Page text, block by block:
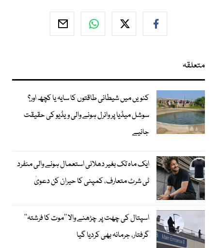
متعلقہ
کنویں میں شیطانی طاقتوں کا سایہ یا کچھ اور؟
سوشل میڈیا پر وائرل ہونے والی ویڈیو کی حقیقت
جانیے
ایک ماہ تک بغیر دھلائی استعمال ہونے والی منفرد
ٹی شرٹ متعارف، کمپنی کا حیران کن دعویٰ
اسپتال کی چھت پر چڑھنے والا ’’موت کا فرشتہ‘‘
گرفتار، جرمانہ بھی کردیا گیا